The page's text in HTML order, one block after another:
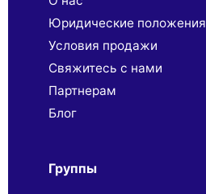
Юридические положения
Условия продажи
Свяжитесь с нами
Партнерaм
Блог
Группы